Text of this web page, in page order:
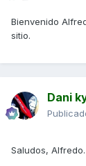
Bienvenido
sitio.
Dani
Saludos,